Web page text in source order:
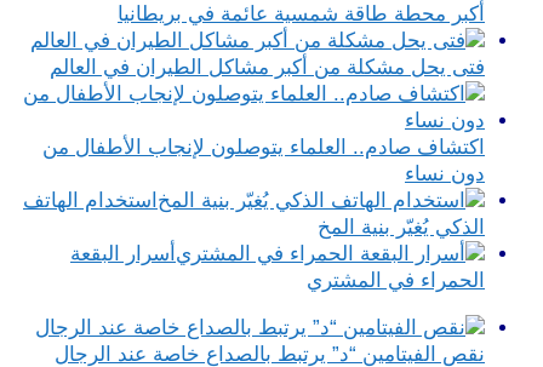
أكبر محطة طاقة شمسية عائمة في بريطانيا
فتى يحل مشكلة من أكبر مشاكل الطيران في العالم
اكتشاف صادم.. العلماء يتوصلون لإنجاب الأطفال من
دون نساء
استخدام الهاتف
الذكي يُغيّر بنية المخ
أسرار البقعة
الحمراء في المشتري
نقص الفيتامين “د” يرتبط بالصداع خاصة عند الرجال